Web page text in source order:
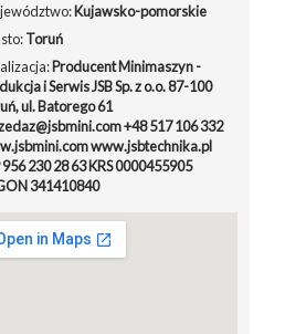
Kujawsko-pomorskie
Toruń
Producent Minimaszyn -
i Serwis JSB Sp. z o.o. 87-100
ul. Batorego 61
+48 517 106 332
www.jsbtechnika.pl
956 230 28 63 KRS 0000455905
341410840